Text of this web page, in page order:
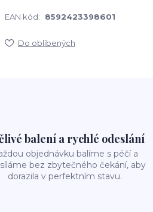
EAN kód: 8592423398601
Do oblíbených
balení a rychlé odeslání
objednávku balíme s péčí a
bez zbytečného čekání, aby
dorazila v perfektním stavu.